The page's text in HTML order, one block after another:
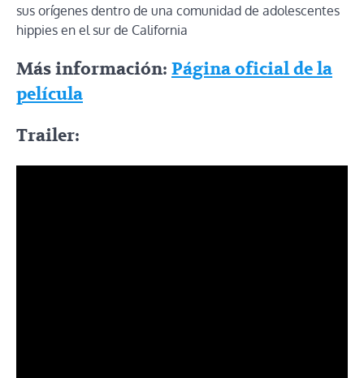
sus orígenes dentro de una comunidad de adolescentes
hippies en el sur de California
Más información: Página oficial de la
película
Trailer: